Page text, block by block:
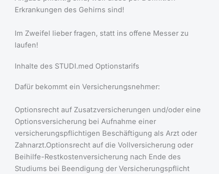
Erkrankungen des Gehirns sind!
Im Zweifel lieber fragen, statt ins offene Messer zu
laufen!
Inhalte des STUDI.med Optionstarifs
Dafür bekommt ein Versicherungsnehmer:
Optionsrecht auf Zusatzversicherungen und/oder eine
Optionsversicherung bei Aufnahme einer
versicherungspflichtigen Beschäftigung als Arzt oder
Zahnarzt.Optionsrecht auf die Vollversicherung oder
Beihilfe-Restkostenversicherung nach Ende des
Studiums bei Beendigung der Versicherungspflicht